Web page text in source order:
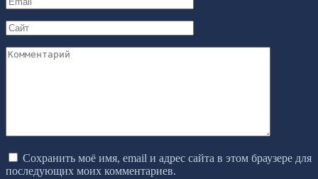
*
Сайт
Комментарий
Сохранить моё имя, email и адрес сайта в этом браузере для
последующих моих комментариев.